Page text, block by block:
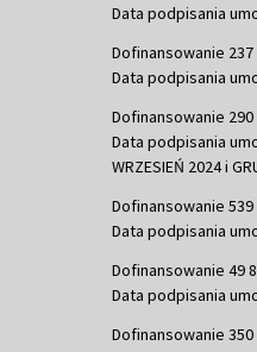
Data podpisania
Dofinansowanie 237
Data podpisania
Dofinansowanie 290
Data podpisania
WRZESIEŃ 2024 i
Dofinansowanie 539
Data podpisania
Dofinansowanie 49
Data podpisania
Dofinansowanie 350